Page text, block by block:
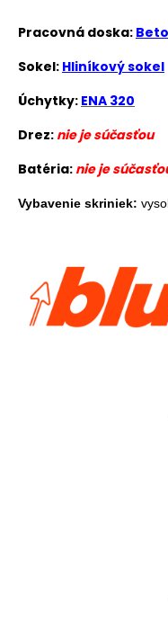
Pracovná doska:
Sokel: Hliníkový sokel
Úchytky: ENA 320
Drez: nie je súčasťou
Batéria: nie je
Vybavenie skriniek: